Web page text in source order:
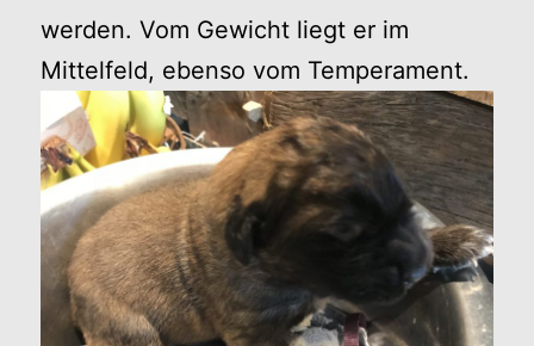
werden. Vom Gewicht liegt er im
Mittelfeld, ebenso vom Temperament.